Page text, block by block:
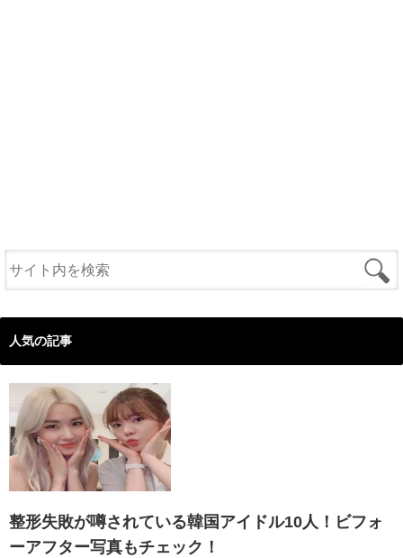
人気の記事
整形失敗が噂されている韓国アイドル10人！ビフォ
ーアフター写真もチェック！